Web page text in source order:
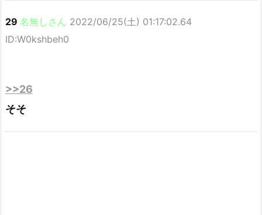
29 名無しさん 2022/06/25(土) 01:17:02.64
ID:W0kshbeh0
>>26
そそ